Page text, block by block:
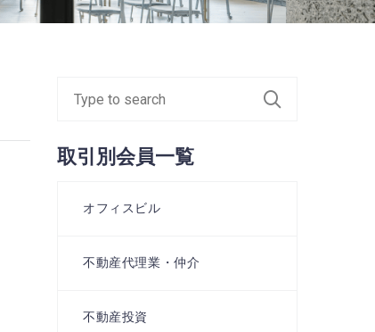
取引別会員一覧
オフィスビル
不動産代理業・仲介
不動産投資